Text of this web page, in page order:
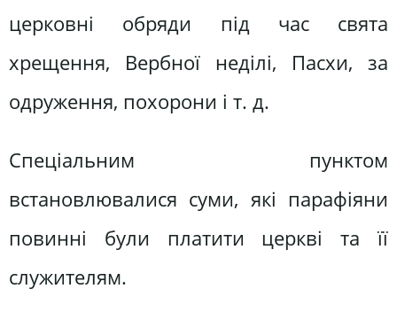
церковні обряди під час свята
хрещення, Вербної неділі, Пасхи, за
одруження, похорони і т. д.
Спеціальним пунктом
встановлювалися суми, які парафіяни
повинні були платити церкві та її
служителям.